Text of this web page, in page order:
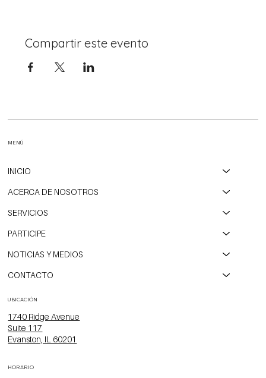
Compartir este evento
INICIO
ACERCA DE NOSOTROS
SERVICIOS
PARTICIPE
NOTICIAS Y MEDIOS
CONTACTO
MENÚ
UBICACIÓN
1740 Ridge Avenue
Suite 117
Evanston, IL 60201
HORARIO